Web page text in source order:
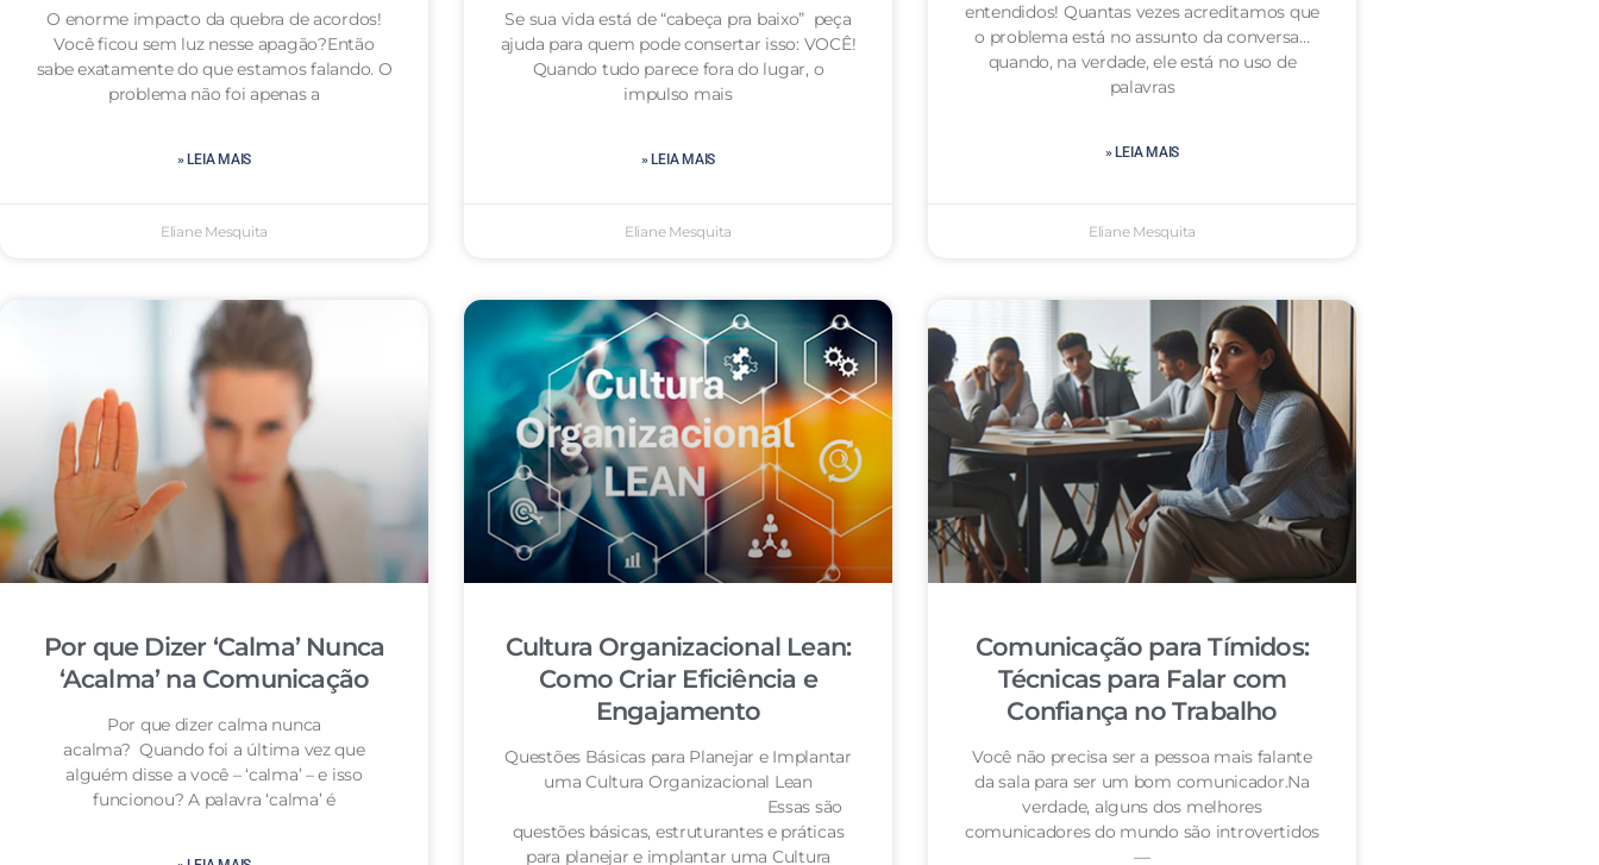
O enorme impacto da quebra de acordos!
Você ficou sem luz nesse apagão?Então
sabe exatamente do que estamos falando. O
problema não foi apenas a
» LEIA MAIS
Eliane Mesquita
Se sua vida está de “cabeça pra baixo” peça
ajuda para quem pode consertar isso: VOCÊ!
Quando tudo parece fora do lugar, o
impulso mais
» LEIA MAIS
Eliane Mesquita
entendidos! Quantas vezes acreditamos que
o problema está no assunto da conversa…
quando, na verdade, ele está no uso de
palavras
» LEIA MAIS
Eliane Mesquita
Por que Dizer ‘Calma’ Nunca
‘Acalma’ na Comunicação
Por que dizer calma nunca
acalma? Quando foi a última vez que
alguém disse a você – ‘calma’ – e isso
funcionou? A palavra ‘calma’ é
Cultura Organizacional Lean:
Como Criar Eficiência e
Engajamento
Questões Básicas para Planejar e Implantar
uma Cultura Organizacional Lean
Essas são
questões básicas, estruturantes e práticas
para planejar e implantar uma Cultura
Comunicação para Tímidos:
Técnicas para Falar com
Confiança no Trabalho
Você não precisa ser a pessoa mais falante
da sala para ser um bom comunicador.Na
verdade, alguns dos melhores
comunicadores do mundo são introvertidos
—